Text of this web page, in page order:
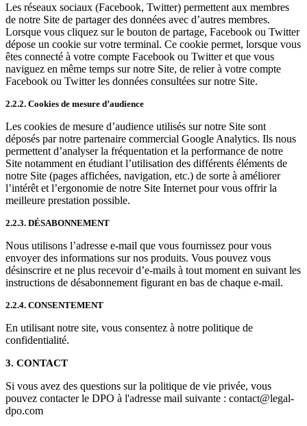
Les réseaux sociaux (Facebook, Twitter) permettent aux membres
de notre Site de partager des données avec d’autres membres.
Lorsque vous cliquez sur le bouton de partage, Facebook ou Twitter
dépose un cookie sur votre terminal. Ce cookie permet, lorsque vous
êtes connecté à votre compte Facebook ou Twitter et que vous
naviguez en même temps sur notre Site, de relier à votre compte
Facebook ou Twitter les données consultées sur notre Site.
2.2.2. Cookies de mesure d’audience
Les cookies de mesure d’audience utilisés sur notre Site sont
déposés par notre partenaire commercial Google Analytics. Ils nous
permettent d’analyser la fréquentation et la performance de notre
Site notamment en étudiant l’utilisation des différents éléments de
notre Site (pages affichées, navigation, etc.) de sorte à améliorer
l’intérêt et l’ergonomie de notre Site Internet pour vous offrir la
meilleure prestation possible.
2.2.3. DÉSABONNEMENT
Nous utilisons l’adresse e-mail que vous fournissez pour vous
envoyer des informations sur nos produits. Vous pouvez vous
désinscrire et ne plus recevoir d’e-mails à tout moment en suivant les
instructions de désabonnement figurant en bas de chaque e-mail.
2.2.4. CONSENTEMENT
En utilisant notre site, vous consentez à notre politique de
confidentialité.
3. CONTACT
Si vous avez des questions sur la politique de vie privée, vous
pouvez contacter le DPO à l'adresse mail suivante : contact@legal-
dpo.com